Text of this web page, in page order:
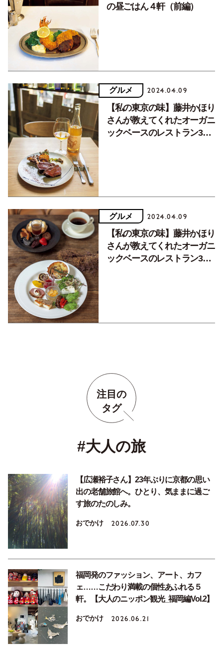
の昼ごはん４軒（前編）
グルメ 2024.04.09
【私の東京の味】藤井かほり
さんが教えてくれたオーガニ
ックベースのレストラン3軒
グルメ 2024.04.09
【私の東京の味】藤井かほり
さんが教えてくれたオーガニ
ックベースのレストラン3軒
注目の
タグ
#大人の旅
【広瀬裕子さん】23年ぶりに京都の思い
出の老舗旅館へ。ひとり、気ままに過ご
す旅のたのしみ。
おでかけ 2026.07.30
福岡発のファッション、アート、カフ
ェ……こだわり満載の個性あふれる５
軒。【大人のニッポン観光_福岡編Vol.2】
おでかけ 2026.06.21